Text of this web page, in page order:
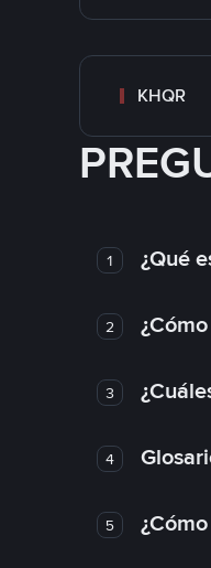
KHQR
1 ¿Qué
2
3
4
5